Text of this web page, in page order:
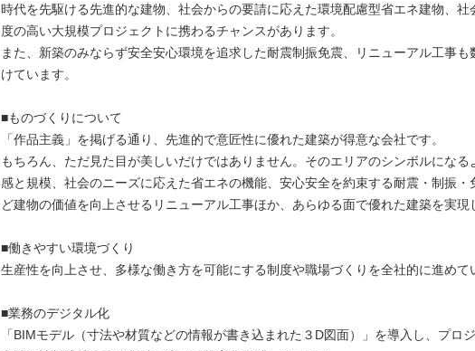
時代を先駆ける先進的な建物、社会からの要請に応えた環境配慮型省エネ建物、社
度の高い大規模プロジェクトに携わるチャンスがあります。
また、新築のみならず安全安心環境を追求した耐震制振免震、リニューアル工事も
けています。
■ものづくりについて
「作品主義」を掲げる通り、先進的で意匠性に優れた建築が得意な会社です。
もちろん、ただ見た目が美しいだけではありません。そのエリアのシンボルになる
感と規模、社会のニーズに応えた省エネの機能、安心安全を約束する耐震・制振・
ど建物の価値を向上させるリニューアル工事ほか、あらゆる面で優れた建築を実現
■働きやすい環境づくり
生産性を向上させ、多様な働き方を可能にする制度や職場づくりを全社的に進めて
■業務のデジタル化
「BIMモデル（寸法や材質などの情報が書き込まれた３D図面）」を導入し、プロ